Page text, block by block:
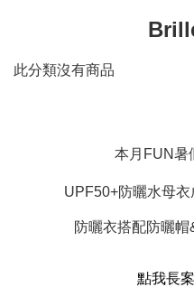
此分類沒有商品
本月FUN暑
UPF50+防曬水母衣
防曬衣搭配防曬
點我長